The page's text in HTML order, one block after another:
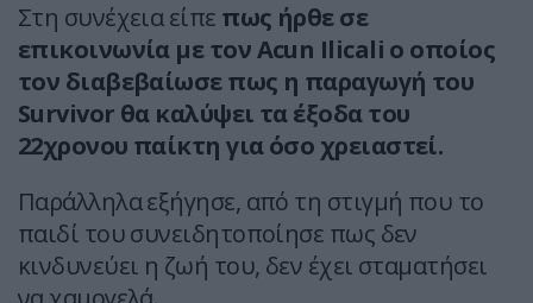
Στη συνέχεια είπε πως ήρθε σε
επικοινωνία με τον Acun Ilicali ο οποίος
τον διαβεβαίωσε πως η παραγωγή του
Survivor θα καλύψει τα έξοδα του
22χρονου παίκτη για όσο χρειαστεί.
Παράλληλα εξήγησε, από τη στιγμή που το
παιδί του συνειδητοποίησε πως δεν
κινδυνεύει η ζωή του, δεν έχει σταματήσει